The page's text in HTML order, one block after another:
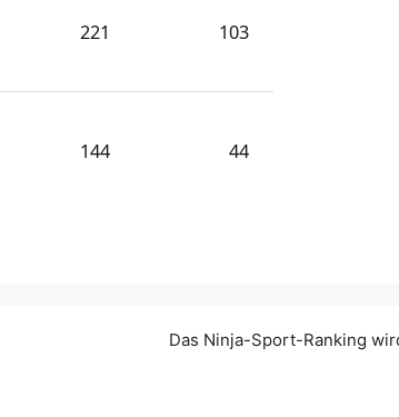
221 103
144 44
Das Ninja-Sport-Ranking